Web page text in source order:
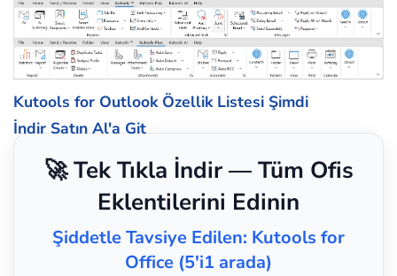
Kutools for Outlook Özellik Listesi Şimdi
İndir Satın Al'a Git
🚀 Tek Tıkla İndir — Tüm Ofis
Eklentilerini Edinin
Şiddetle Tavsiye Edilen: Kutools for
Office (5'i1 arada)